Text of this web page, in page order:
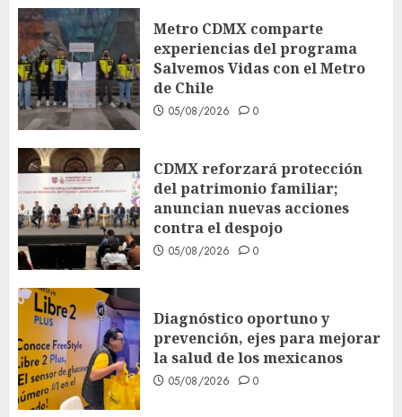
Metro CDMX comparte
experiencias del programa
Salvemos Vidas con el Metro
de Chile
05/08/2026 0
CDMX reforzará protección
del patrimonio familiar;
anuncian nuevas acciones
contra el despojo
05/08/2026 0
Diagnóstico oportuno y
prevención, ejes para mejorar
la salud de los mexicanos
05/08/2026 0